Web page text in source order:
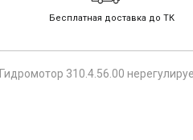
Бесплатная доставка до ТК
Гидромотор 310.4.56.00